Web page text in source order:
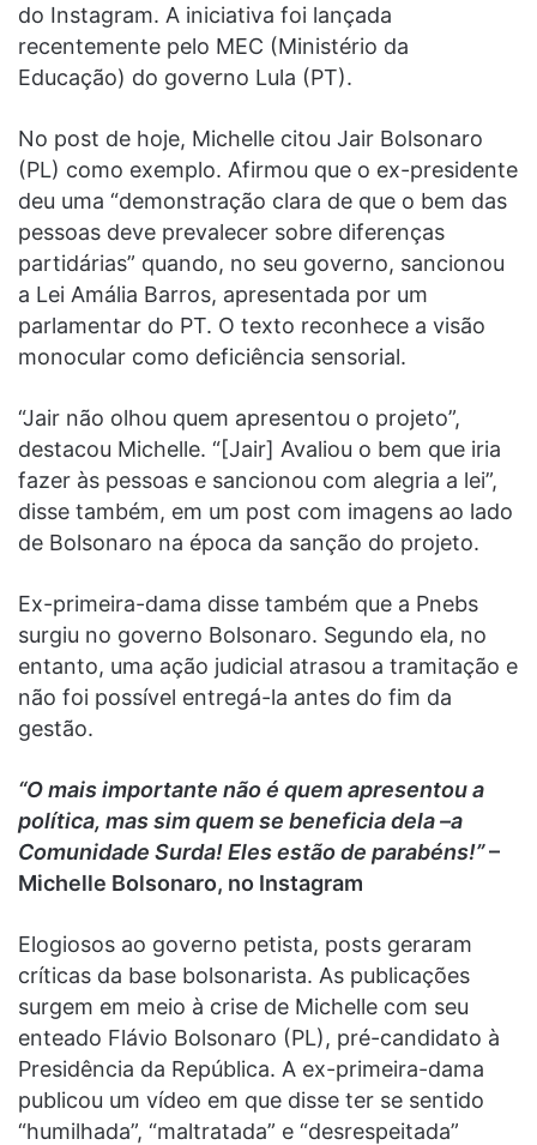
do Instagram. A iniciativa foi lançada
recentemente pelo MEC (Ministério da
Educação) do governo Lula (PT).
No post de hoje, Michelle citou Jair Bolsonaro
(PL) como exemplo. Afirmou que o ex-presidente
deu uma “demonstração clara de que o bem das
pessoas deve prevalecer sobre diferenças
partidárias” quando, no seu governo, sancionou
a Lei Amália Barros, apresentada por um
parlamentar do PT. O texto reconhece a visão
monocular como deficiência sensorial.
“Jair não olhou quem apresentou o projeto”,
destacou Michelle. “[Jair] Avaliou o bem que iria
fazer às pessoas e sancionou com alegria a lei”,
disse também, em um post com imagens ao lado
de Bolsonaro na época da sanção do projeto.
Ex-primeira-dama disse também que a Pnebs
surgiu no governo Bolsonaro. Segundo ela, no
entanto, uma ação judicial atrasou a tramitação e
não foi possível entregá-la antes do fim da
gestão.
“O mais importante não é quem apresentou a
política, mas sim quem se beneficia dela –a
Comunidade Surda! Eles estão de parabéns!”–
Michelle Bolsonaro, no Instagram
Elogiosos ao governo petista, posts geraram
críticas da base bolsonarista. As publicações
surgem em meio à crise de Michelle com seu
enteado Flávio Bolsonaro (PL), pré-candidato à
Presidência da República. A ex-primeira-dama
publicou um vídeo em que disse ter se sentido
“humilhada”, “maltratada” e “desrespeitada”